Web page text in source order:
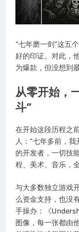
“七年磨一剑”这五
好的印证。对此，
为爆款，但没想到
从零开始，
斗”
在开始这段历程之
人：“七年多前，
的开发者，一切技
程、美术、音乐，
与大多数独立游戏
么资金支持，也没
手操办：《
图像，每一张都由